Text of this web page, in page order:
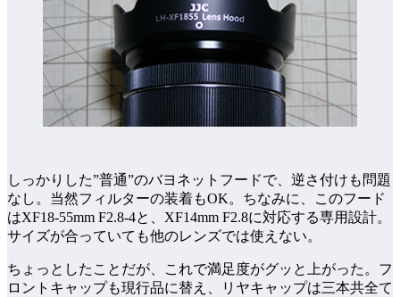
しっかりした”普通”のバヨネットフードで、逆さ付けも問題
なし。当然フィルターの装着もOK。ちなみに、このフード
はXF18-55mm F2.8-4と、XF14mm F2.8に対応する専用設計。
サイズが合っていても他のレンズでは使えない。
ちょっとしたことだが、これで満足度がグッと上がった。フ
ロントキャップも現行品に替え、リヤキャップは三本共全て